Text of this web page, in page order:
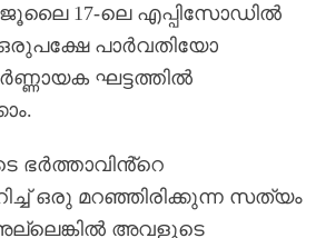
17-ലെ എപ്പിസോഡിൽ
പാർവതിയോ
ഘട്ടത്തിൽ
ഒരു മറഞ്ഞിരിക്കുന്ന സത്യം
അവളുടെ